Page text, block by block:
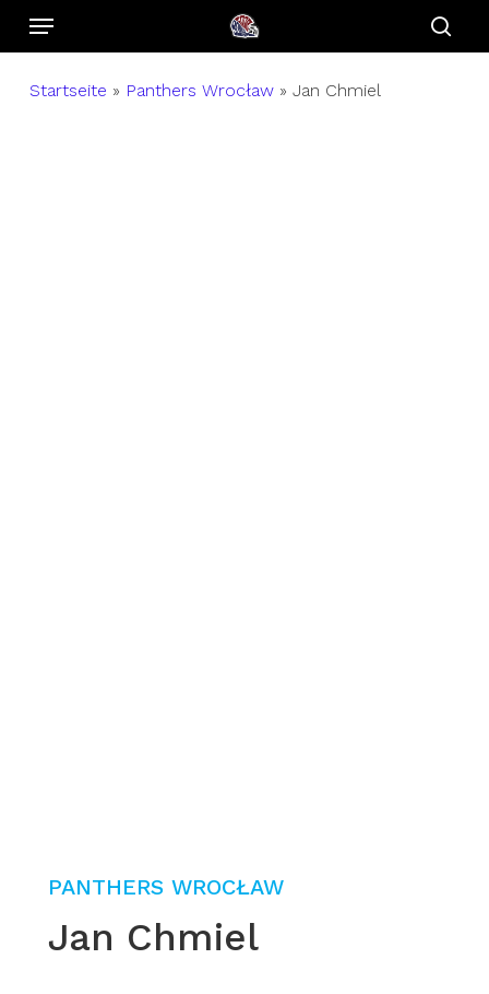
SkipMenu
Startseite » Panthers Wrocław» Jan Chmiel
PANTHERS WROCŁAW
Jan Chmiel